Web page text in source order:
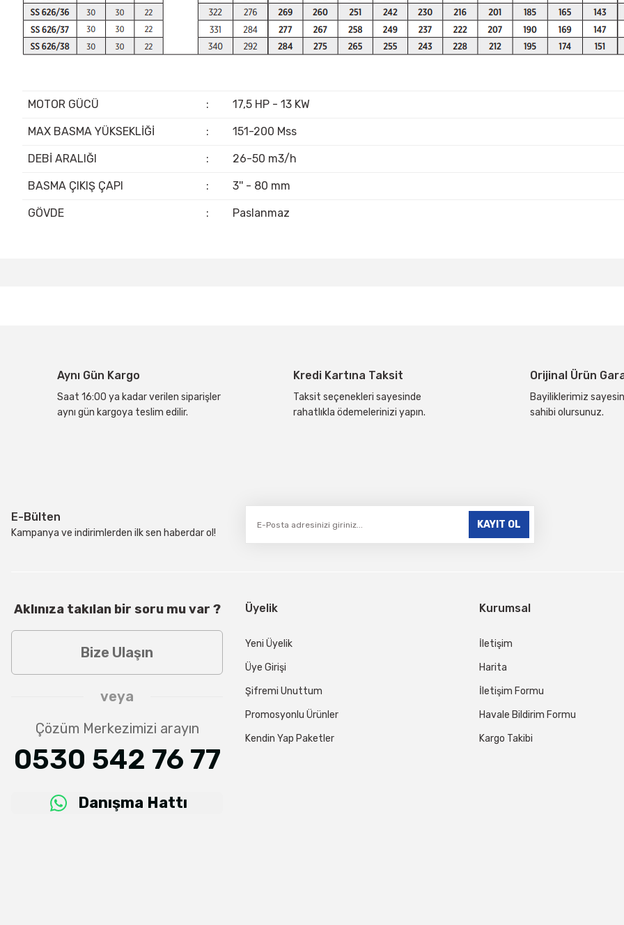
MOTOR GÜCÜ : 17,5 HP - 13 KW
MAX BASMA YÜKSEKLİĞİ : 151-200 Mss
DEBİ ARALIĞI : 26-50 m3/h
BASMA ÇIKIŞ ÇAPI : 3'' - 80 mm
GÖVDE : Paslanmaz
Ürün fiyatı diğer sitelerden daha pahalı.
Bu ürüne benzer farklı alternatifler olmalı.
Aynı Gün Kargo
Saat 16:00 ya kadar verilen siparişler
aynı gün kargoya teslim edilir.
Kredi Kartına Taksit
Taksit seçenekleri sayesinde
rahatlıkla ödemelerinizi yapın.
Orijinal Ürün
Bayiliklerimiz
sahibi olursunuz.
E-Bülten
Kampanya ve indirimlerden ilk sen haberdar ol!
KAYIT OL
Aklınıza takılan bir soru mu var ?
Bize Ulaşın
veya
Çözüm Merkezimizi arayın
0530 542 76 77
Danışma Hattı
Üyelik
Yeni Üyelik
Üye Girişi
Şifremi Unuttum
Promosyonlu Ürünler
Kendin Yap Paketler
Kurumsal
İletişim
Harita
İletişim Formu
Havale Bildirim Formu
Kargo Takibi